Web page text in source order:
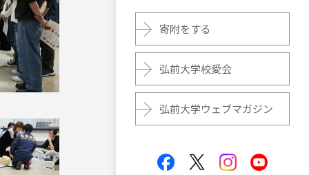
寄附をする
弘前大学校愛会
弘前大学ウェブマガジン